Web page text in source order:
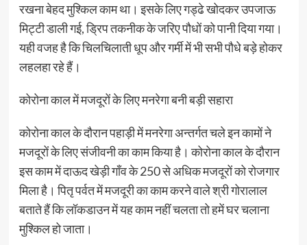
रखना बेहद मुश्किल काम था। इसके लिए गड्ढे खोदकर उपजाऊ
मिट्टी डाली गई, ड्रिप तकनीक के जरिए पौधों को पानी दिया गया।
यही वजह है कि चिलचिलाती धूप और गर्मी में भी सभी पौधे बड़े होकर
लहलहा रहे हैं।
कोरोना काल में मजदूरों के लिए मनरेगा बनी बड़ी सहारा
कोरोना काल के दौरान पहाड़ी में मनरेगा अन्तर्गत चले इन कामों ने
मजदूरों के लिए संजीवनी का काम किया है। कोरोना काल के दौरान
इस काम में दाऊद खेड़ी गाँव के 250 से अधिक मजदूरों को रोजगार
मिला है। पितृ पर्वत में मजदूरी का काम करने वाले श्री गोरालाल
बताते हैं कि लॉकडाउन में यह काम नहीं चलता तो हमें घर चलाना
मुश्किल हो जाता।